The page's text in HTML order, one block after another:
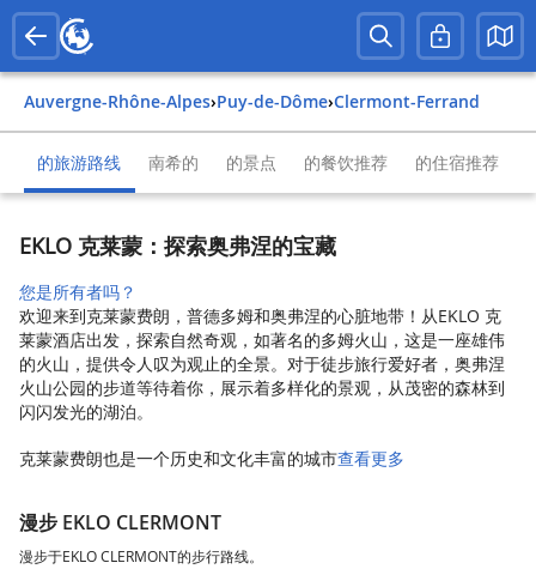
Auvergne-Rhône-Alpes› Puy-de-Dôme› Clermont-Ferrand
的旅游路线 南希的 的景点 的餐饮推荐 的住宿推荐
EKLO 克莱蒙：探索奥弗涅的宝藏
您是所有者吗？
欢迎来到克莱蒙费朗，普德多姆和奥弗涅的心脏地带！从EKLO 克
莱蒙酒店出发，探索自然奇观，如著名的多姆火山，这是一座雄伟
的火山，提供令人叹为观止的全景。对于徒步旅行爱好者，奥弗涅
火山公园的步道等待着你，展示着多样化的景观，从茂密的森林到
闪闪发光的湖泊。
克莱蒙费朗也是一个历史和文化丰富的城市查看更多
漫步 EKLO CLERMONT
漫步于EKLO CLERMONT的步行路线。